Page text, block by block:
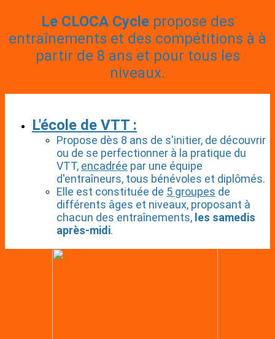
Le CLOCA Cyclepropose des
entraînements et des compétitions à à
partir de 8 ans et pour tous les
niveaux.
L'école de VTT :
Propose dès 8 ans de s'initier, de découvrir
ou de se perfectionner à la pratique du
VTT, encadrée par une équipe
d'entraîneurs, tous bénévoles et diplômés.
Elle est constituée de 5 groupes de
différents âges et niveaux, proposant à
chacun des entraînements, les samedis
après-midi.